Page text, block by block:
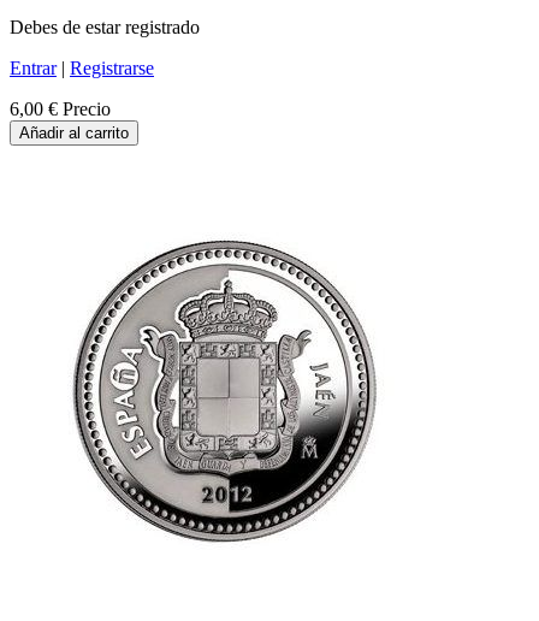
Debes de estar registrado
Entrar| Registrarse
6,00 € Precio
Añadir al carrito